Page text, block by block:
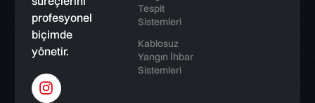
profesyonel
biçimde
yönetir.
Tespit
Sistemleri
Kablosuz
Yangın İhbar
Sistemleri